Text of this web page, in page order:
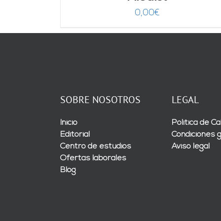
0,00€
SOBRE NOSOTROS
Inicio
Editorial
Centro de estudios
Ofertas laborales
Blog
LEGAL
Política de
Condiciones
Aviso legal